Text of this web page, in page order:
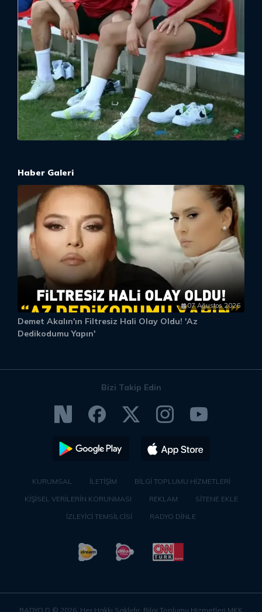
Haber Galeri
07 Ağustos 2026
Demet Akalın'ın Filtresiz Hali Olay Oldu! 'Az
Dedikodumu Yapın'
Bizi Takip Edin
KURUMSAL İLETİŞİM
BİLGİ TOPLUMU HİZMETLERİ
KİŞİSEL VERİLERİN KORUNMASI
REKLAM
SİTENE EKLE
İZLEYİCİ TEMSİLCİSİ
RADYO DİNLE
RADYO D © 2026 . Her Hakkı Saklıdır. Bilgi Toplumu Hizmetleri MKK